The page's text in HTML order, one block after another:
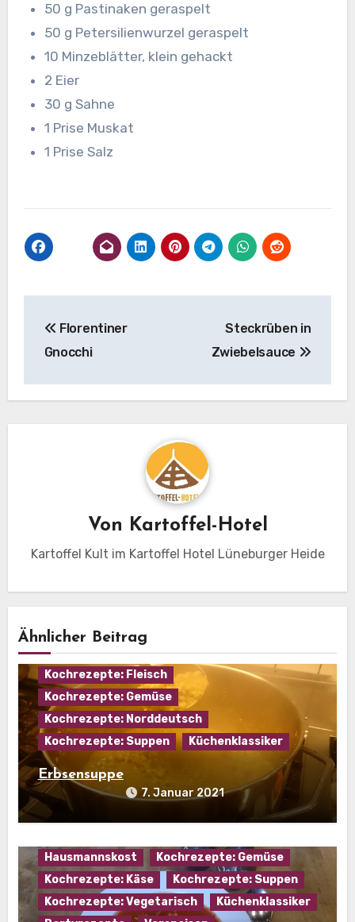
50 g Pastinaken geraspelt
50 g Petersilienwurzel geraspelt
10 Minzeblätter, klein gehackt
2 Eier
30 g Sahne
1 Prise Muskat
1 Prise Salz
Florentiner
Gnocchi
Steckrüben in
Zwiebelsauce
Von Kartoffel-Hotel
Kartoffel Kult im Kartoffel Hotel Lüneburger Heide
Ähnlicher Beitrag
Eintopf
Hausmannskost
Kochrezepte: Fleisch
Kochrezepte: Gemüse
Kochrezepte: Norddeutsch
Kochrezepte: Suppen
Küchenklassiker
Erbsensuppe
7. Januar 2021
Hausmannskost
Kochrezepte: Gemüse
Kochrezepte: Käse
Kochrezepte: Suppen
Kochrezepte: Vegetarisch
Küchenklassiker